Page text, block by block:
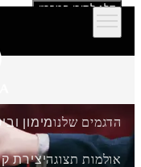
דלג לתוכן המרכזי
הדגמים שלנומימון
אולמות תצוגהיצירת